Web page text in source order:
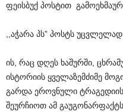
ფეისბუქ პოსტით
აჭარა პს” პოსტს უცვლელად
ის რაც დღეს ხაშურში
ისტორიის ყველაზემძიმე
გარდა ეროვნული
შეურჩიოთ ამ გაუგონარფაქტს